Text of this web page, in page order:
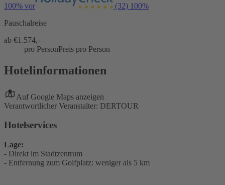
100% vor (32) 100%
Pauschalreise
ab €1.574,-
pro PersonPreis pro Person
Hotelinformationen
Auf Google Maps anzeigen
Verantwortlicher Veranstalter: DERTOUR
Hotelservices
Lage:
- Direkt im Stadtzentrum
- Entfernung zum Golfplatz: weniger als 5 km